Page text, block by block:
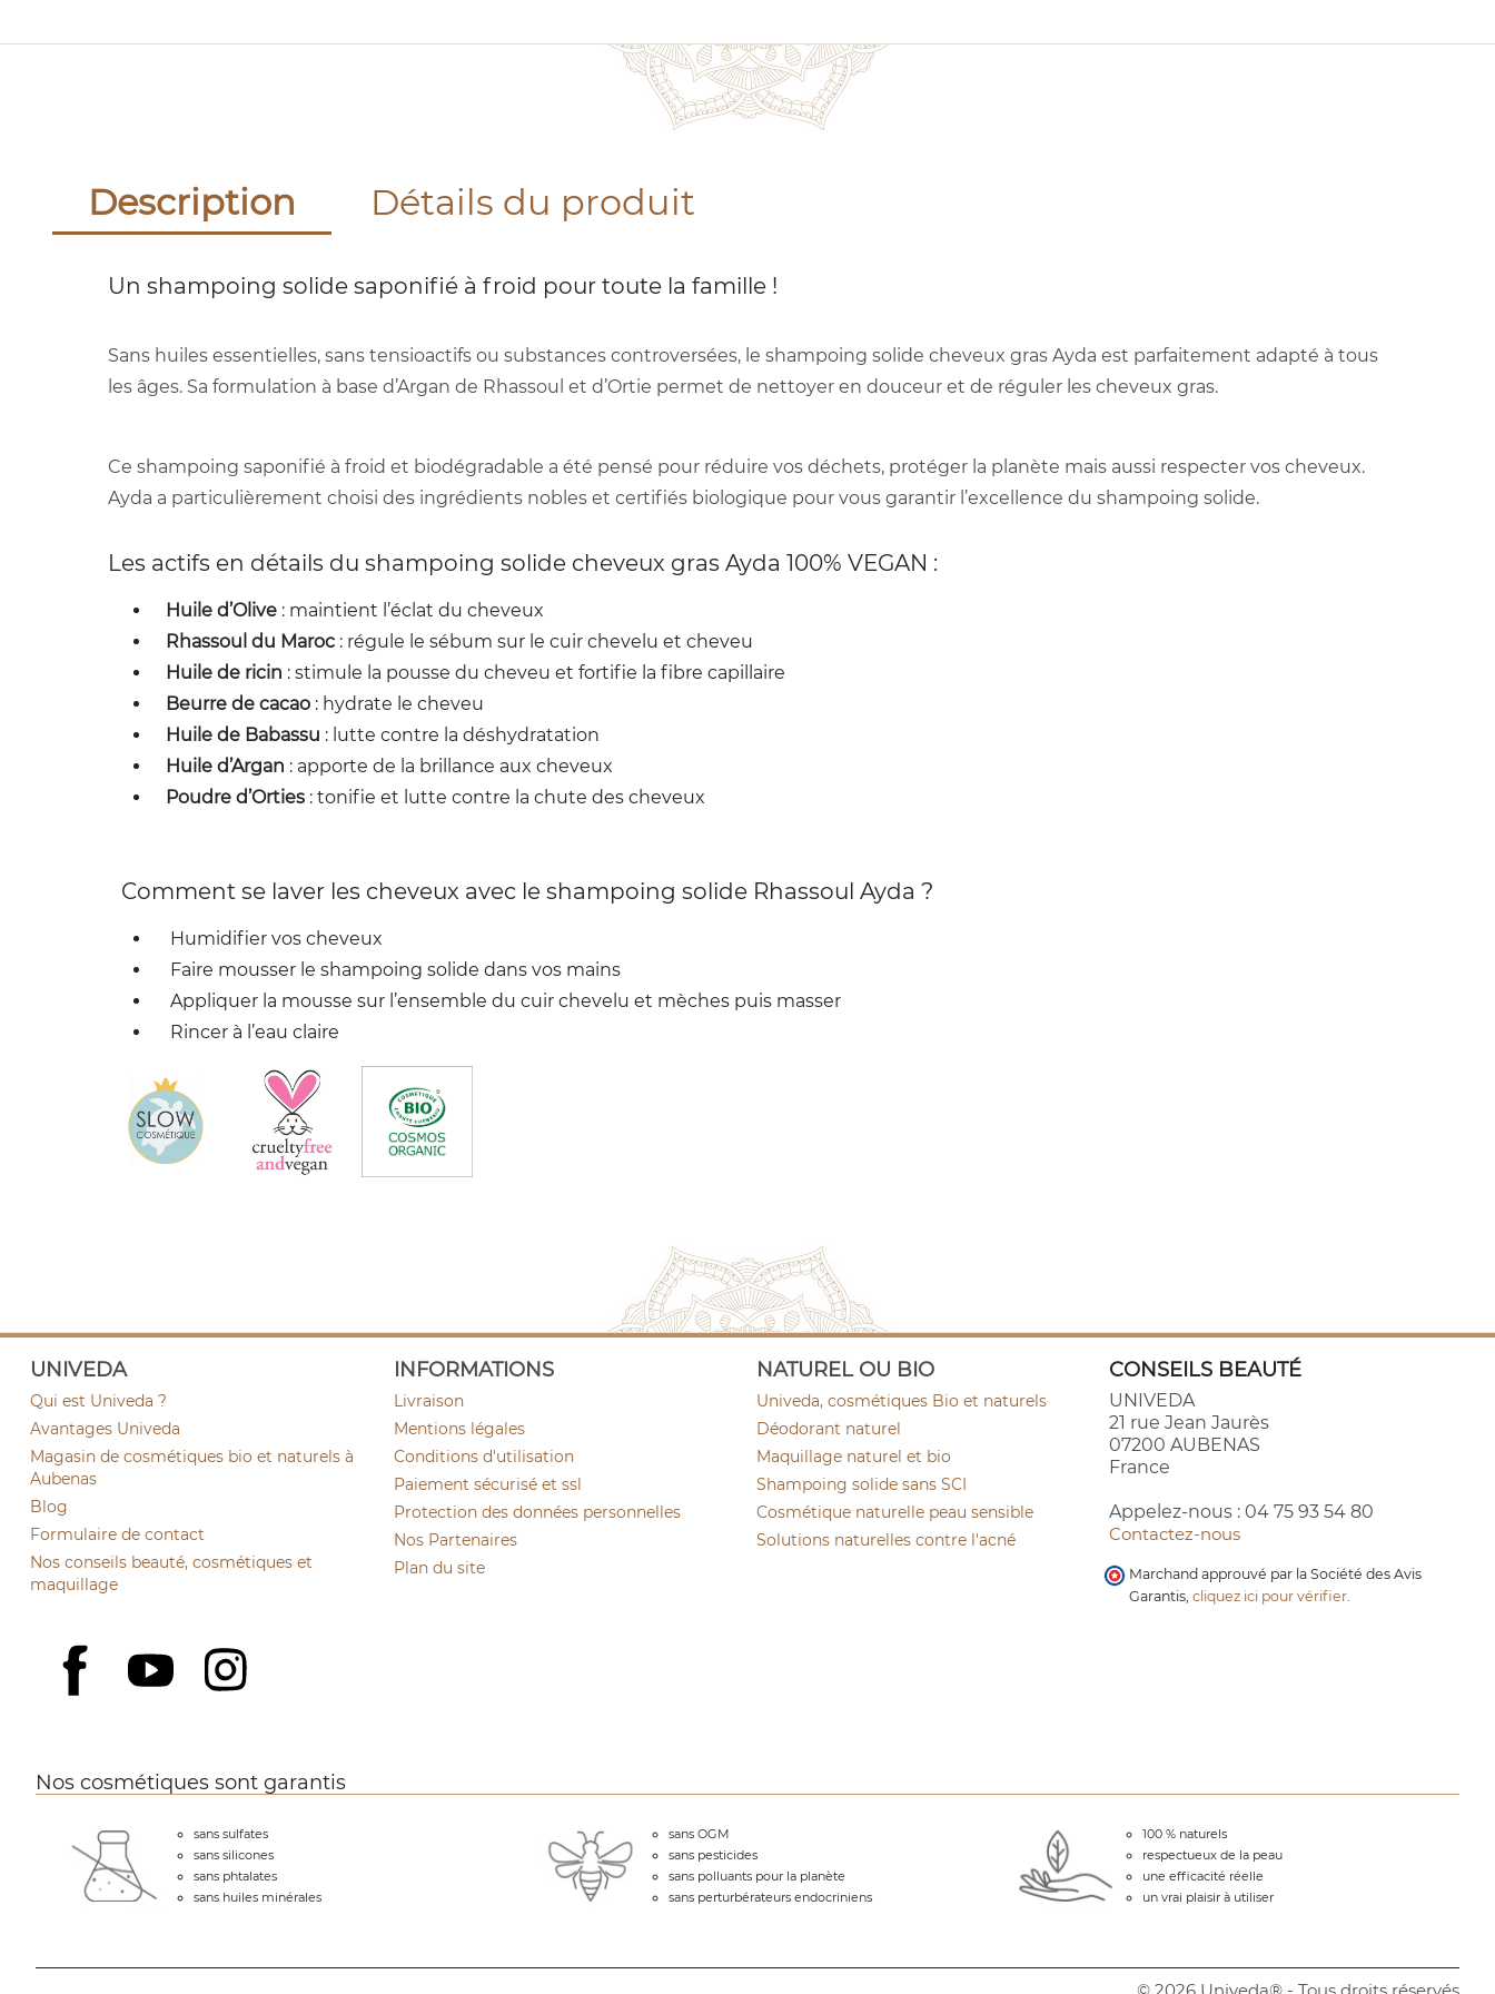
Description Détails du produit
Un shampoing solide saponifié à froid pour toute la famille !
Sans huiles essentielles, sans tensioactifs ou substances controversées, le shampoing solide cheveux gras Ayda est parfaitement adapté à tous
les âges. Sa formulation à base d’Argan de Rhassoul et d’Ortie permet de nettoyer en douceur et de réguler les cheveux gras.
Ce shampoing saponifié à froid et biodégradable a été pensé pour réduire vos déchets, protéger la planète mais aussi respecter vos cheveux.
Ayda a particulièrement choisi des ingrédients nobles et certifiés biologique pour vous garantir l’excellence du shampoing solide.
Les actifs en détails du shampoing solide cheveux gras Ayda 100% VEGAN :
Huile d’Olive : maintient l’éclat du cheveux
Rhassoul du Maroc : régule le sébum sur le cuir chevelu et cheveu
Huile de ricin : stimule la pousse du cheveu et fortifie la fibre capillaire
Beurre de cacao : hydrate le cheveu
Huile de Babassu : lutte contre la déshydratation
Huile d’Argan : apporte de la brillance aux cheveux
Poudre d’Orties : tonifie et lutte contre la chute des cheveux
Comment se laver les cheveux avec le shampoing solide Rhassoul Ayda ?
Humidifier vos cheveux
Faire mousser le shampoing solide dans vos mains
Appliquer la mousse sur l’ensemble du cuir chevelu et mèches puis masser
Rincer à l’eau claire
UNIVEDA
Qui est Univeda ?
Avantages Univeda
Magasin de cosmétiques bio et naturels à
Aubenas
Blog
Formulaire de contact
Nos conseils beauté, cosmétiques et
maquillage
INFORMATIONS
Livraison
Mentions légales
Conditions d'utilisation
Paiement sécurisé et ssl
Protection des données personnelles
Nos Partenaires
Plan du site
NATUREL OU BIO
Univeda, cosmétiques Bio et naturels
Déodorant naturel
Maquillage naturel et bio
Shampoing solide sans SCI
Cosmétique naturelle peau sensible
Solutions naturelles contre l'acné
CONSEILS BEAUTÉ
UNIVEDA
21 rue Jean Jaurès
07200 AUBENAS
France
Appelez-nous : 04 75 93 54 80
Contactez-nous
Facebook
YouTube
Marchand approuvé par la Société des Avis
Garantis, cliquez ici pour vérifier.
Nos cosmétiques sont garantis
sans sulfates
sans silicones
sans phtalates
sans huiles minérales
sans OGM
sans pesticides
sans polluants pour la planète
sans perturbérateurs endocriniens
100 % naturels
respectueux de la peau
une efficacité réelle
un vrai plaisir à utiliser